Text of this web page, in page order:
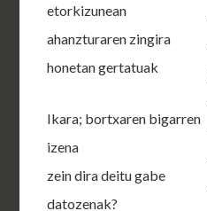
etorkizunean
ahanzturaren zingira
honetan gertatuak
Ikara; bortxaren bigarren
izena
zein dira deitu gabe
datozenak?